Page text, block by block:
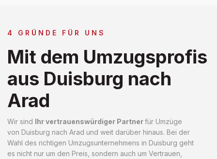
4 GRÜNDE FÜR UNS
Mit dem Umzugsprofis
aus Duisburg nach
Arad
Wir sind Ihr vertrauenswürdiger Partnerfür Umzüge
von Duisburg nach Arad und weit darüber hinaus. Bei der
Wahl des richtigen Umzugsunternehmens in Duisburg geht
es nicht nur um den Preis, sondern auch um Vertrauen,